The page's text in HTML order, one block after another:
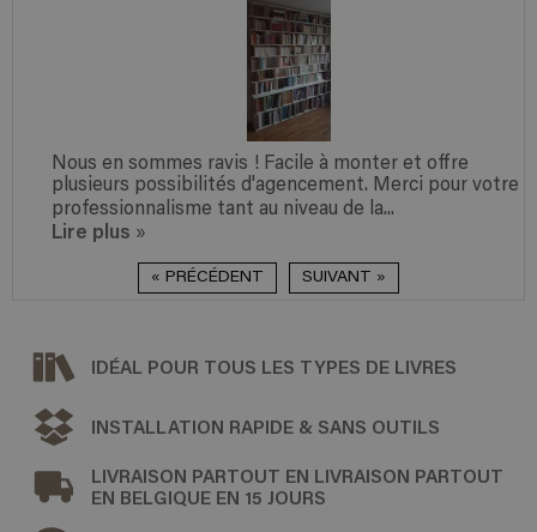
Nous en sommes ravis ! Facile à monter et offre
plusieurs possibilités d'agencement. Merci pour votre
professionnalisme tant au niveau de la...
Lire plus »
« PRÉCÉDENT SUIVANT »
IDÉAL POUR TOUS LES TYPES DE LIVRES
INSTALLATION RAPIDE & SANS OUTILS
LIVRAISON PARTOUT EN LIVRAISON PARTOUT
EN BELGIQUE EN 15 JOURS